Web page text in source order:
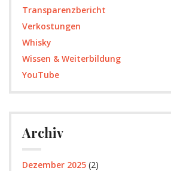
Transparenzbericht
Verkostungen
Whisky
Wissen & Weiterbildung
YouTube
Archiv
Dezember 2025(2)